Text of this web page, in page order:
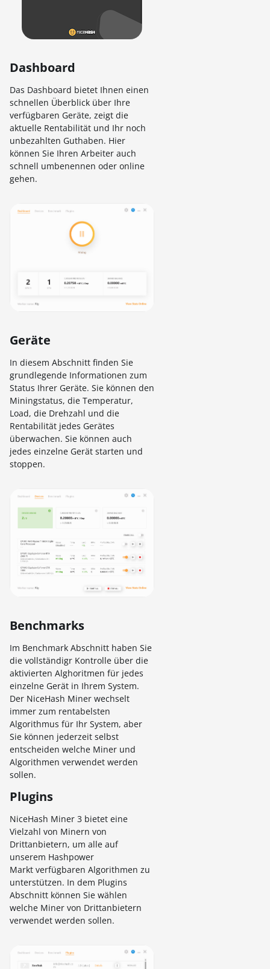
Dashboard
Das Dashboard bietet Ihnen einen
schnellen Überblick über Ihre
verfügbaren Geräte, zeigt die
aktuelle Rentabilität und Ihr noch
unbezahlten Guthaben. Hier
können Sie Ihren Arbeiter auch
schnell umbenennen oder online
gehen.
Geräte
In diesem Abschnitt finden Sie
grundlegende Informationen zum
Status Ihrer Geräte. Sie können den
Miningstatus, die Temperatur,
Load, die Drehzahl und die
Rentabilität jedes Gerätes
überwachen. Sie können auch
jedes einzelne Gerät starten und
stoppen.
Benchmarks
Im Benchmark Abschnitt haben Sie
die vollständigr Kontrolle über die
aktivierten Alghoritmen für jedes
einzelne Gerät in Ihrem System.
Der NiceHash Miner wechselt
immer zum rentabelsten
Algorithmus für Ihr System, aber
Sie können jederzeit selbst
entscheiden welche Miner und
Algorithmen verwendet werden
sollen.
Plugins
NiceHash Miner 3 bietet eine
Vielzahl von Minern von
Drittanbietern, um alle auf
unserem Hashpower
Markt verfügbaren Algorithmen zu
unterstützen. In dem Plugins
Abschnitt können Sie wählen
welche Miner von Drittanbietern
verwendet werden sollen.